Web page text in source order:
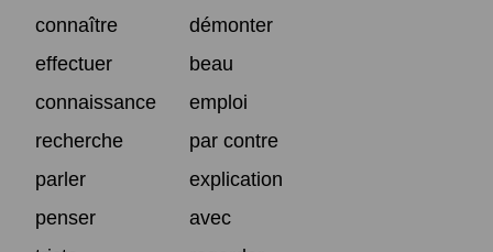
connaître
démonter
effectuer
beau
connaissance
emploi
recherche
par contre
parler
explication
penser
avec